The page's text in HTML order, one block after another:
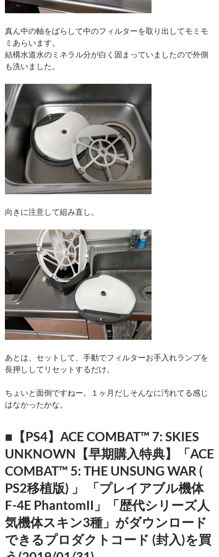
真ん中の軸をばらして中のフィルターを取り出してモミモ
ミあらいます。
結構水道水のミネラル分が白く固まっていましたので外側
も洗いました。
向きに注意して組み直し。
あとは、セットして、手動でフィルターお手入れランプを
長押ししてリセットするだけ。
ちょいと面倒ですねー。１ヶ月だしそんなに汚れてる感じ
はなかったかな。
■【PS4】ACE COMBAT™ 7: SKIES
UNKNOWN【早期購入特典】「ACE
COMBAT™ 5: THE UNSUNG WAR (
PS2移植版) 」 「プレイアブル機体
F-4E PhantomII」「歴代シリーズ人
気機体スキン3種」がダウンロード
できるプロダクトコード (封入)を買